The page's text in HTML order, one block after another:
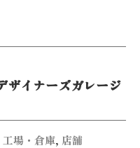
ザイナーズガレージ
工場・倉庫, 店舗